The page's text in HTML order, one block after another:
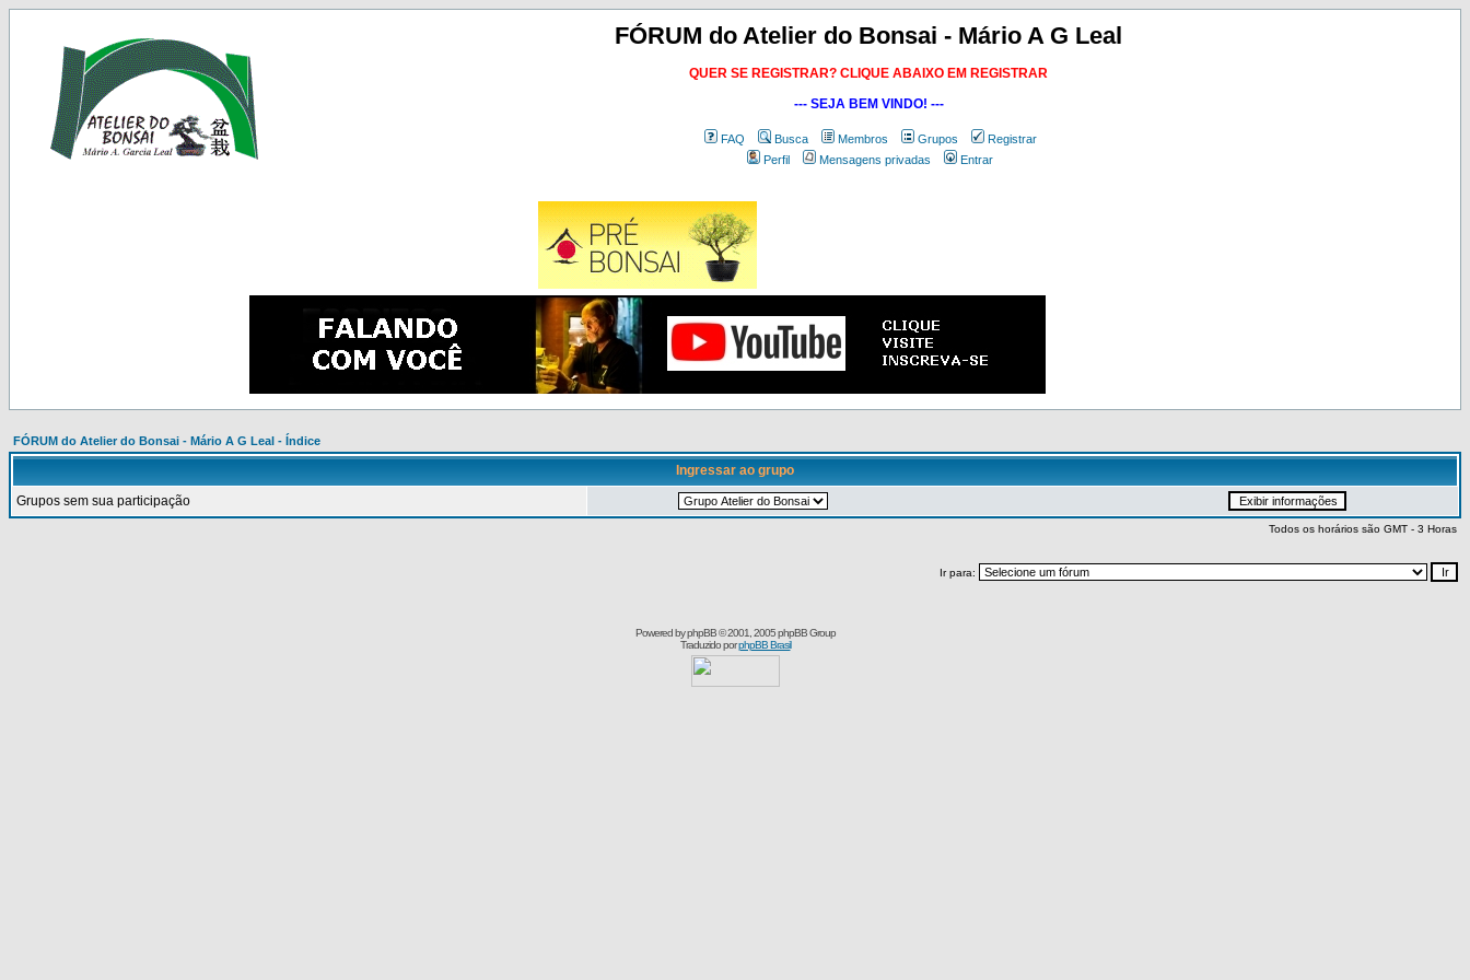
FÓRUM do Atelier do Bonsai - Mário A G Leal
QUER SE REGISTRAR? CLIQUE ABAIXO EM REGISTRAR
--- SEJA BEM VINDO! ---
FAQ Busca Membros Grupos
Registrar
Perfil
Mensagens privadas Entrar
FÓRUM do Atelier do Bonsai - Mário A G Leal - Índice
Ingressar ao grupo
Grupos sem sua participação
Todos os horários são GMT - 3 Horas
Ir para:
Powered byphpBB© 2001, 2005 phpBB Group
Traduzido porphpBB Brasil